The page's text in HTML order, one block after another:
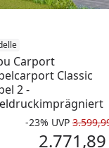
Preis
Carport
Classic
2 -
-23% UVP